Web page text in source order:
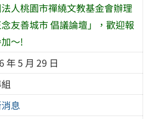
人桃園市禪繞文教基金會辦理
念友善城市 倡議論壇」，歡迎報
～!
年 5 月 29 日
息